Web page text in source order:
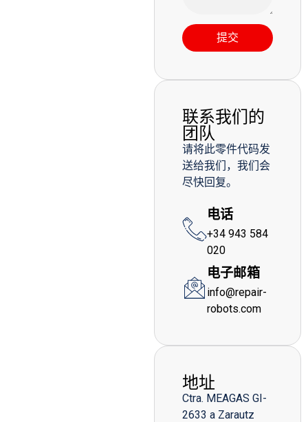
提交
联系我们的
团队
请将此零件代码发
送给我们，我们会
尽快回复。
电话
+34 943 584
020
电子邮箱
info@repair-
robots.com
地址
Ctra. MEAGAS GI-
2633 a Zarautz